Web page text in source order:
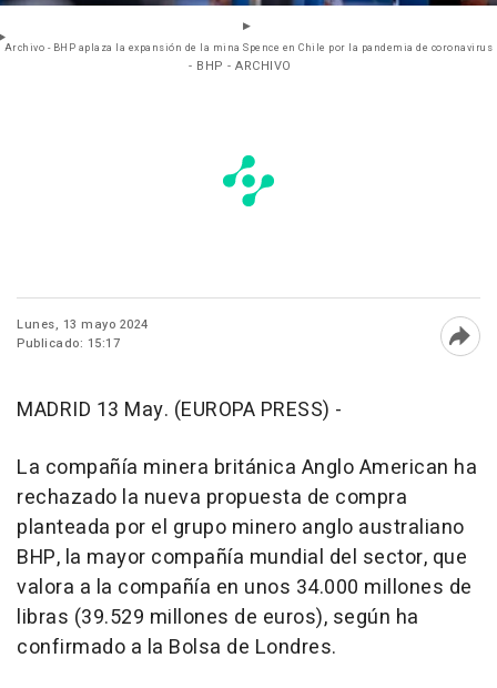
Archivo - BHP aplaza la expansión de la mina Spence en Chile por la pandemia de coronavirus
- BHP - ARCHIVO
Lunes, 13 mayo 2024
Publicado: 15:17
MADRID 13 May. (EUROPA PRESS) -
La compañía minera británica Anglo American ha
rechazado la nueva propuesta de compra
planteada por el grupo minero anglo australiano
BHP, la mayor compañía mundial del sector, que
valora a la compañía en unos 34.000 millones de
libras (39.529 millones de euros), según ha
confirmado a la Bolsa de Londres.